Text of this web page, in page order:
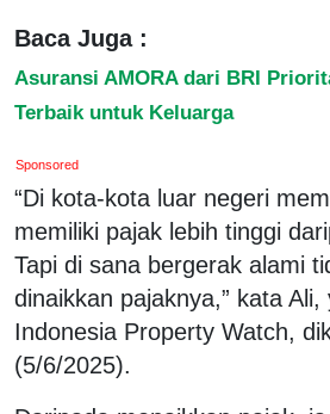
Baca Juga :
Asuransi AMORA dari BRI
Terbaik untuk Keluarga
Sponsored
“Di kota-kota luar negeri
memiliki pajak lebih tinggi
Tapi di sana bergerak alami
dinaikkan pajaknya,” kata
Indonesia Property Watch,
(5/6/2025).